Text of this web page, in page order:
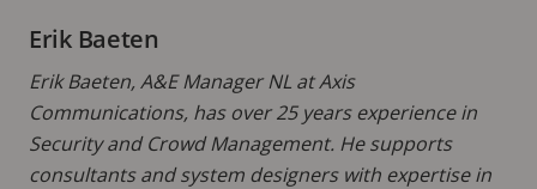
Erik Baeten
Erik Baeten, A&E Manager NL at Axis
Communications, has over 25 years experience in
Security and Crowd Management. He supports
consultants and system designers with expertise in